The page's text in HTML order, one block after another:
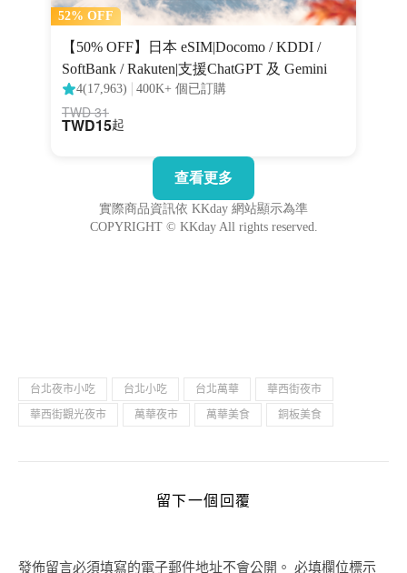
台北夜市小吃 台北小吃 台北萬華
華西街夜市
華西街觀光夜市
萬華夜市 萬華美食 銅板美食
留下一個回覆
發佈留言必須填寫的電子郵件地址不會公開。 必填欄位標示